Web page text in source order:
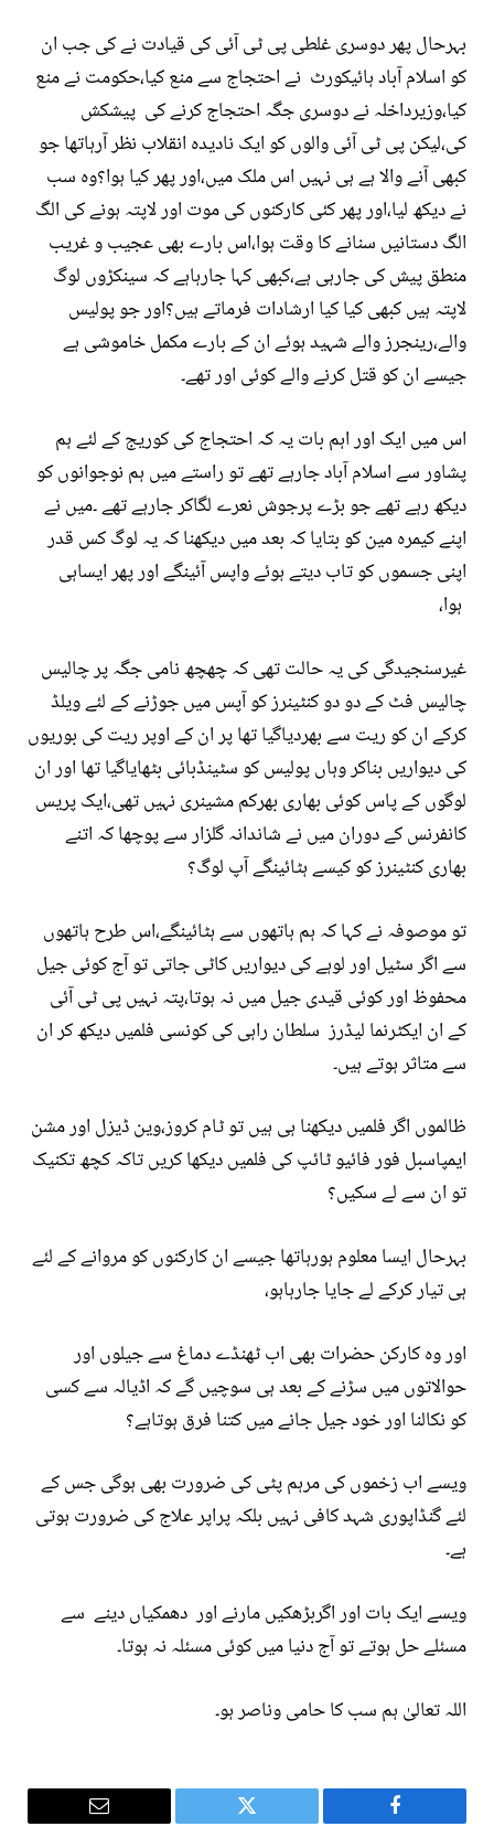
بہرحال پھر دوسری غلطی پی ٹی آئی کی قیادت نے کی جب ان
کو اسلام آباد ہائیکورٹ نے احتجاج سے منع کیا،حکومت نے منع
کیا،وزیرداخلہ نے دوسری جگہ احتجاج کرنے کی پیشکش
کی،لیکن پی ٹی آئی والوں کو ایک نادیدہ انقلاب نظر آرہاتھا جو
کبھی آنے والا ہے ہی نہیں اس ملک میں،اور پھر کیا ہوا؟وہ سب
نے دیکھ لیا،اور پھر کئی کارکنوں کی موت اور لاپتہ ہونے کی الگ
الگ دستانیں سنانے کا وقت ہوا،اس بارے بھی عجیب و غریب
منطق پیش کی جارہی ہے،کبھی کہا جارہاہے کہ سینکڑوں لوگ
لاپتہ ہیں کبھی کیا کیا ارشادات فرماتے ہیں؟اور جو پولیس
والے،رینجرز والے شہید ہوئے ان کے بارے مکمل خاموشی ہے
جیسے ان کو قتل کرنے والے کوئی اور تھے۔
اس میں ایک اور اہم بات یہ کہ احتجاج کی کوریج کے لئے ہم
پشاور سے اسلام آباد جارہے تھے تو راستے میں ہم نوجوانوں کو
دیکھ رہے تھے جو بڑے پرجوش نعرے لگاکر جارہے تھے ۔میں نے
اپنے کیمرہ مین کو بتایا کہ بعد میں دیکھنا کہ یہ لوگ کس قدر
اپنی جسموں کو تاب دیتے ہوئے واپس آئینگے اور پھر ایساہی
ہوا،
غیرسنجیدگی کی یہ حالت تھی کہ چھچھ نامی جگہ پر چالیس
چالیس فٹ کے دو دو کنٹینرز کو آپس میں جوڑنے کے لئے ویلڈ
کرکے ان کو ریت سے بھردیاگیا تھا پر ان کے اوپر ریت کی بوریوں
کی دیواریں بناکر وہاں پولیس کو سٹینڈبائی بٹھایاگیا تھا اور ان
لوگوں کے پاس کوئی بھاری بھرکم مشینری نہیں تھی،ایک پریس
کانفرنس کے دوران میں نے شاندانہ گلزار سے پوچھا کہ اتنے
بھاری کنٹینرز کو کیسے ہٹائینگے آپ لوگ؟
تو موصوفہ نے کہا کہ ہم ہاتھوں سے ہٹائینگے،اس طرح ہاتھوں
سے اگر سٹیل اور لوہے کی دیواریں کاٹی جاتی تو آج کوئی جیل
محفوظ اور کوئی قیدی جیل میں نہ ہوتا،پتہ نہیں پی ٹی آئی
کے ان ایکٹرنما لیڈرز سلطان راہی کی کونسی فلمیں دیکھ کر ان
سے متاثر ہوتے ہیں۔
ظالموں اگر فلمیں دیکھنا ہی ہیں تو ٹام کروز،وین ڈیزل اور مشن
ایمپاسبل فور فائیو ٹائپ کی فلمیں دیکھا کریں تاکہ کچھ تکنیک
تو ان سے لے سکیں؟
بہرحال ایسا معلوم ہورہاتھا جیسے ان کارکنوں کو مروانے کے لئے
ہی تیار کرکے لے جایا جارہاہو،
اور وہ کارکن حضرات بھی اب ٹھنڈے دماغ سے جیلوں اور
حوالاتوں میں سڑنے کے بعد ہی سوچیں گے کہ اڈیالہ سے کسی
کو نکالنا اور خود جیل جانے میں کتنا فرق ہوتاہے؟
ویسے اب زخموں کی مرہم پٹی کی ضرورت بھی ہوگی جس کے
لئے گنڈاپوری شہد کافی نہیں بلکہ پراپر علاج کی ضرورت ہوتی
ہے۔
ویسے ایک بات اور اگربڑھکیں مارنے اور دھمکیاں دینے سے
مسئلے حل ہوتے تو آج دنیا میں کوئی مسئلہ نہ ہوتا۔
اللہ تعالیٰ ہم سب کا حامی وناصر ہو۔
Facebook
Twitter
Email